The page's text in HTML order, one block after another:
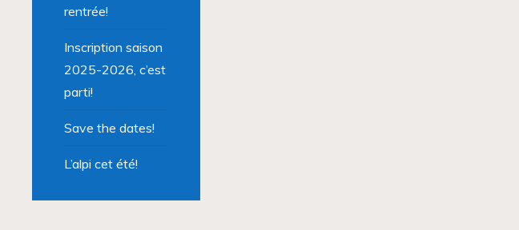
rentrée!
Inscription saison
2025-2026, c’est
parti!
Save the dates!
L’alpi cet été!